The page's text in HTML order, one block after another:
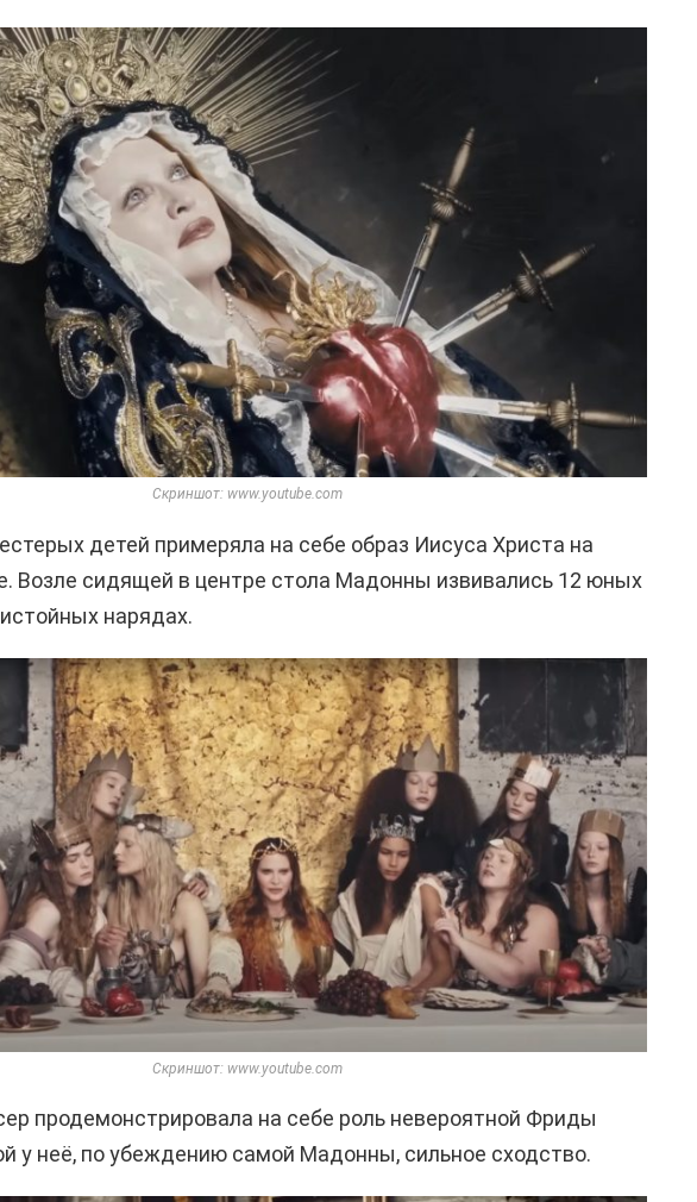
Скриншот: www.youtube.com
детей примеряла на себе образ Иисуса Христа на
Возле сидящей в центре стола Мадонны извивались 12 юных
нарядах.
Скриншот: www.youtube.com
продемонстрировала на себе роль невероятной Фриды
у неё, по убеждению самой Мадонны, сильное сходство.